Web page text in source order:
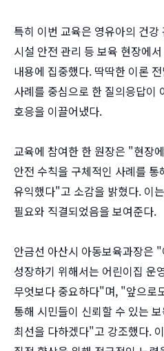
특히 이번 교육은 영유아의 건
시설 안전 관리 등 보육 현장에
내용에 집중했다. 딱딱한 이론
사례를 중심으로 한 질의응답이
호응을 이끌어냈다.
교육에 참여한 한 원장은 "현장
안전 수칙을 구체적인 사례를 통
유익했다"고 소감을 밝혔다. 이
필요와 직결되었음을 보여준다.
안금선 아산시 아동보육과장은
성장하기 위해서는 어린이집 운
무엇보다 중요하다"며, "앞으로
통해 시민들이 신뢰할 수 있는
최선을 다하겠다"고 강조했다.